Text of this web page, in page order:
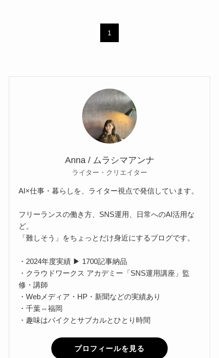
1
Anna / ムラシマアンナ
ライター・クリエイター
AI×仕事・暮らしを、ライター視点で発信しています。
フリーランスの働き方、SNS運用、日常へのAI活用な
ど。
「難しそう」をちょっとだけ身近にするブログです。
・2024年度実績 ▶ 1700記事納品
・クラウドワークス アカデミー「SNS運用講座」監
修・講師
・Webメディア・HP・新聞などの実績あり
・千葉⇔福岡
・趣味はバイクとサブカルとひとり時間
プロフィールを見る